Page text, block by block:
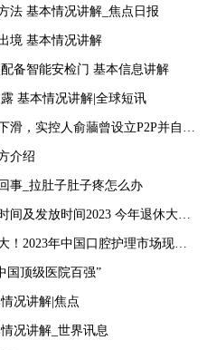
法 基本情况讲解_焦点日报
境 基本情况讲解
备智能安检门 基本信息讲解
基本情况讲解|全球短讯
控人俞蘠曾设立P2P并自融 天天观察
介绍
事_拉肚子肚子疼怎么办
放时间2023 今年退休大概会涨的的？
年中国口腔护理市场现状分析
国顶级医院百强”
况讲解|焦点
况讲解_世界讯息